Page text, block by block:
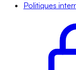
Politiques